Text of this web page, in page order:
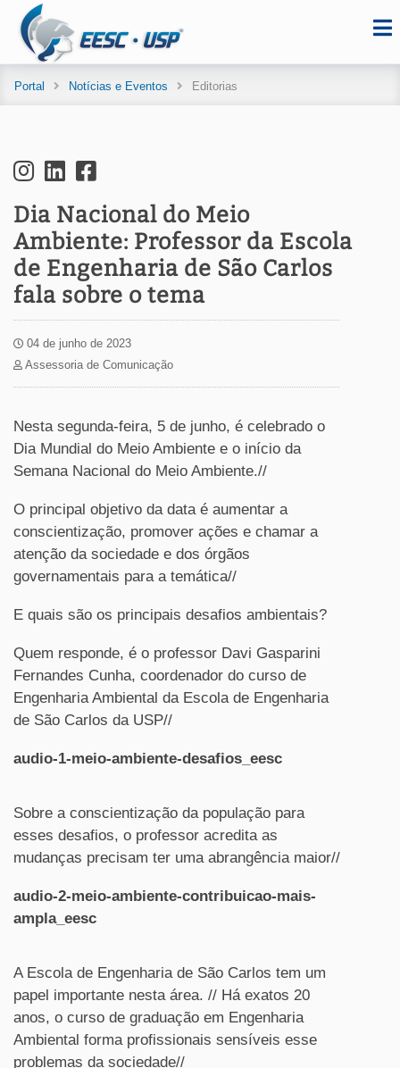
Portal Notícias e Eventos Editorias
Dia Nacional do Meio
Ambiente: Professor da Escola
de Engenharia de São Carlos
fala sobre o tema
04 de junho de 2023
Assessoria de Comunicação
Nesta segunda-feira, 5 de junho, é celebrado o
Dia Mundial do Meio Ambiente e o início da
Semana Nacional do Meio Ambiente.//
O principal objetivo da data é aumentar a
conscientização, promover ações e chamar a
atenção da sociedade e dos órgãos
governamentais para a temática//
E quais são os principais desafios ambientais?
Quem responde, é o professor Davi Gasparini
Fernandes Cunha, coordenador do curso de
Engenharia Ambiental da Escola de Engenharia
de São Carlos da USP//
audio-1-meio-ambiente-desafios_eesc
Sobre a conscientização da população para
esses desafios, o professor acredita as
mudanças precisam ter uma abrangência maior//
audio-2-meio-ambiente-contribuicao-mais-
ampla_eesc
A Escola de Engenharia de São Carlos tem um
papel importante nesta área. // Há exatos 20
anos, o curso de graduação em Engenharia
Ambiental forma profissionais sensíveis esse
problemas da sociedade//